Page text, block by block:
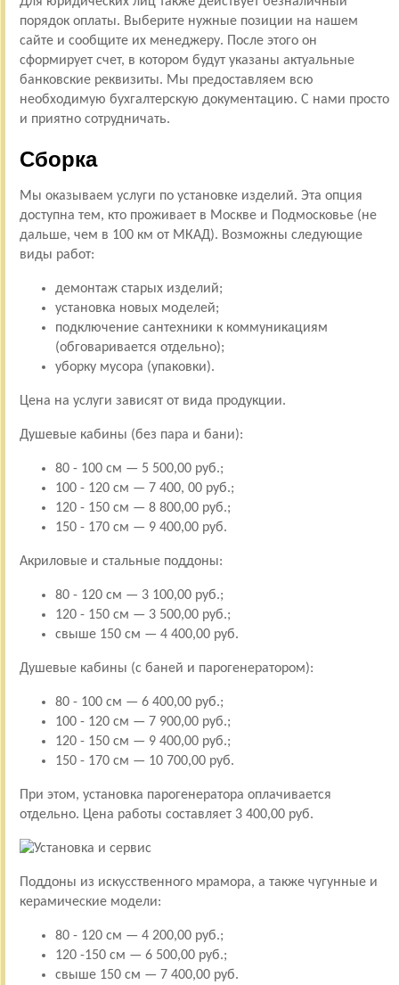
порядок оплаты. Выберите нужные позиции на нашем
сайте и сообщите их менеджеру. После этого он
сформирует счет, в котором будут указаны актуальные
банковские реквизиты. Мы предоставляем всю
необходимую бухгалтерскую документацию. С нами просто
и приятно сотрудничать.
Сборка
Мы оказываем услуги по установке изделий. Эта опция
доступна тем, кто проживает в Москве и Подмосковье (не
дальше, чем в 100 км от МКАД). Возможны следующие
виды работ:
демонтаж старых изделий;
установка новых моделей;
подключение сантехники к коммуникациям
(обговаривается отдельно);
уборку мусора (упаковки).
Цена на услуги зависят от вида продукции.
Душевые кабины (без пара и бани):
80 - 100 см — 5 500,00 руб.;
100 - 120 см — 7 400, 00 руб.;
120 - 150 см — 8 800,00 руб.;
150 - 170 см — 9 400,00 руб.
Акриловые и стальные поддоны:
80 - 120 см — 3 100,00 руб.;
120 - 150 см — 3 500,00 руб.;
свыше 150 см — 4 400,00 руб.
Душевые кабины (с баней и парогенератором):
80 - 100 см — 6 400,00 руб.;
100 - 120 см — 7 900,00 руб.;
120 - 150 см — 9 400,00 руб.;
150 - 170 см — 10 700,00 руб.
При этом, установка парогенератора оплачивается
отдельно. Цена работы составляет 3 400,00 руб.
Поддоны из искусственного мрамора, а также чугунные и
керамические модели:
80 - 120 см — 4 200,00 руб.;
120 -150 см — 6 500,00 руб.;
свыше 150 см — 7 400,00 руб.